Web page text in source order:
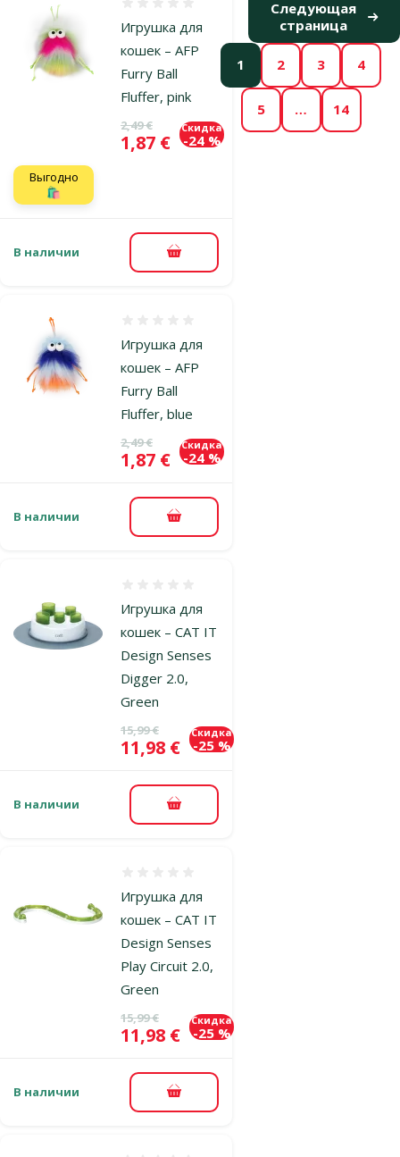
Игрушка для
кошек – AFP
Furry Ball
Fluffer, pink
Исходная цена
2,49 €
Цена
1,87 €
Скидка
-24 %
Выгодно
🛍️
В наличии В корзину
Игрушка для
кошек – AFP
Furry Ball
Fluffer, blue
Исходная цена
2,49 €
Цена
1,87 €
Скидка
-24 %
В наличии В корзину
Игрушка для
кошек – CAT IT
Design Senses
Digger 2.0,
Green
Исходная цена
15,99 €
Цена
11,98 €
Скидка
-25 %
В наличии В корзину
Игрушка для
кошек – CAT IT
Design Senses
Play Circuit 2.0,
Green
Исходная цена
15,99 €
Цена
11,98 €
Скидка
-25 %
В наличии В корзину
1 2 3 4
5 … 14
Следующая
страница